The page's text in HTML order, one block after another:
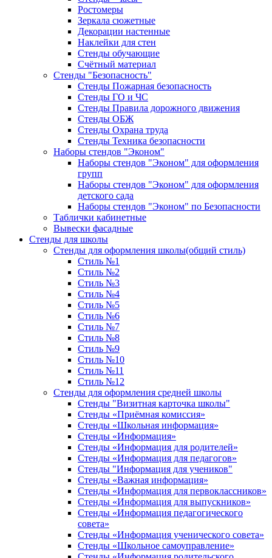
Ростомеры
Зеркала сюжетные
Декорации настенные
Наклейки для стен
Стенды обучающие
Счётный материал
Стенды "Безопасность"
Стенды Пожарная безопасность
Стенды ГО и ЧС
Стенды Правила дорожного движения
Стенды ОБЖ
Стенды Охрана труда
Стенды Техника безопасности
Наборы стендов "Эконом"
Наборы стендов "Эконом" для оформления
групп
Наборы стендов "Эконом" для оформления
детского сада
Наборы стендов "Эконом" по Безопасности
Таблички кабинетные
Вывески фасадные
Стенды для школы
Стенды для оформления школы(общий стиль)
Стиль №1
Стиль №2
Стиль №3
Стиль №4
Стиль №5
Стиль №6
Стиль №7
Стиль №8
Стиль №9
Стиль №10
Стиль №11
Стиль №12
Стенды для оформления средней школы
Стенды "Визитная карточка школы"
Стенды «Приёмная комиссия»
Стенды «Школьная информация»
Стенды «Информация»
Стенды «Информация для родителей»
Стенды «Информация для педагогов»
Стенды "Информация для учеников"
Стенды «Важная информация»
Стенды «Информация для первоклассников»
Стенды «Информация для выпускников»
Стенды «Информация педагогического
совета»
Стенды «Информация ученического совета»
Стенды «Школьное самоуправление»